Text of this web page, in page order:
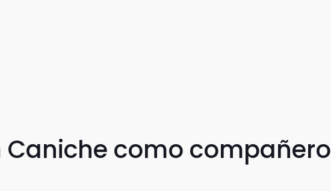
Caniche como compañero